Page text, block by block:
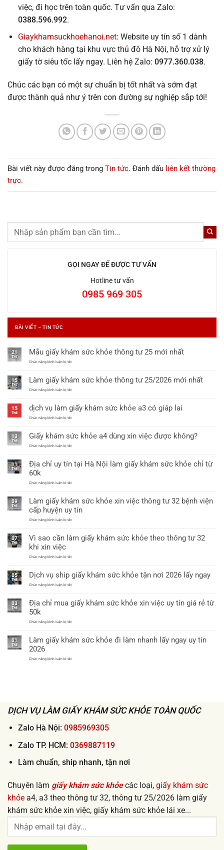
GỌI NGAY ĐỂ ĐƯỢC TƯ VẤN
Hotline tư vấn
0985 969 305
BÀI VIẾT – TIN TỨC
21
Th7
Mẫu giấy khám sức khỏe thông tư 25 mới nhất
Chức năng bình luận bị tắtở
khám
sức
khỏe
25
mới
nhất
15
Th7
Làm giấy khám sức khỏe thông tư 25/2026 mới nhất
Chức năng bình luận bị tắtở
khám
sức
khỏe
25/2026
mới
nhất
15
Th6
dịch vụ làm giấy khám sức khỏe a3 có giáp lai
Chức năng bình luận bị tắtở
làm
giấy
khám
a3
có
13
Th6
Giấy khám sức khỏe a4 dùng xin việc được không?
Chức năng bình luận bị tắtở
sức
khỏe
xin
không?
11
Th6
Địa chỉ uy tín tại Hà Nội làm giấy khám sức khỏe chỉ từ
60k
Chức năng bình luận bị tắtở
uy
tín
tại
Nội
khám
09
Th6
Làm giấy khám sức khỏe xin việc thông tư 32 bệnh viện
cấp huyện uy tín
Chức năng bình luận bị tắtở
khám
sức
việc
32
bệnh
viện
uy
tín
07
Th6
Vì sao cần làm giấy khám sức khỏe theo thông tư 32
khi xin việc
Chức năng bình luận bị tắtở
cần
làm
giấy
khỏe
theo
32
việc
05
Th6
Dịch vụ ship giấy khám sức khỏe tận nơi 2026 lấy ngay
Chức năng bình luận bị tắtở
ship
giấy
khỏe
2026
03
Th6
Địa chỉ mua giấy khám sức khỏe xin việc uy tín giá rẻ từ
50k
Chức năng bình luận bị tắtở
mua
giấy
khỏe
01
Th6
Làm giấy khám sức khỏe đi làm nhanh lấy ngay uy tín
2026
Chức năng bình luận bị tắtở
lấy
ngay
tín
2026
việc, đi học trên toàn quốc. Tư vấn qua Zalo:
0388.596.992.
Giaykhamsuckhoehanoi.net: Website uy tín số 1 dành
cho khách hàng tại khu vực thủ đô Hà Nội, hỗ trợ xử lý
giấy tờ siêu tốc lấy ngay. Liên hệ Zalo: 0977.360.038.
Chúc các bạn có một sự chuẩn bị tốt nhất và sớm đạt
được thành quả như ý trên con đường sự nghiệp sắp tới!
Bài viết này được đăng trong Tin tức. Đánh dấu liên kết thường
trực.
DỊCH VỤ LÀM GIẤY KHÁM SỨC KHỎE TOÀN QUỐC
Zalo Hà Nội: 0985969305
Zalo TP. HCM: 0369887119
Làm chuẩn, ship nhanh, tận nơi
Chuyên làm giấy khám sức khỏecác loại, giấy khám sức
khỏe a4, a3 theo thông tư 32, thông tư 25/2026 làm giấy
khám sức khỏe xin việc, giấy khám sức khỏe lái xe...